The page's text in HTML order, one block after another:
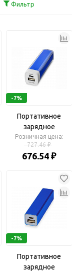
Фильтр
-7%
Портативное
зарядное
устройство «Flash»,
2200 mAh
Розничная цена:
727.46 ₽
676.54 ₽
-7%
Портативное
зарядное